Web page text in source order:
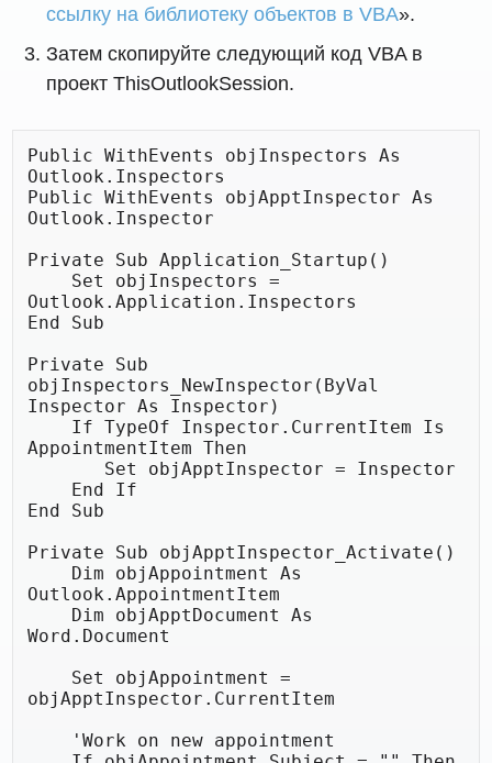
ссылку на библиотеку объектов в VBA».
Затем скопируйте следующий код VBA в
проект ThisOutlookSession.
Public WithEvents objInspectors As
Outlook.Inspectors
Public WithEvents objApptInspector As
Outlook.Inspector
Private Sub Application_Startup()
Outlook.Application.Inspectors
End Sub
Private Sub
objInspectors_NewInspector(ByVal
Inspector As Inspector)
AppointmentItem Then
End Sub
Private Sub objApptInspector_Activate()
Outlook.AppointmentItem
Word.Document
objApptInspector.CurrentItem